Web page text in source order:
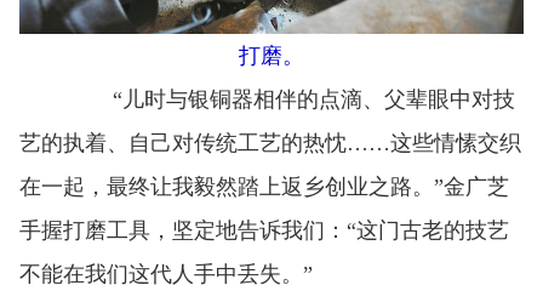
打磨。
“儿时与银铜器相伴的点滴、父辈眼中对技
艺的执着、自己对传统工艺的热忱……这些情愫交织
在一起，最终让我毅然踏上返乡创业之路。”金广芝
手握打磨工具，坚定地告诉我们：“这门古老的技艺
不能在我们这代人手中丢失。”